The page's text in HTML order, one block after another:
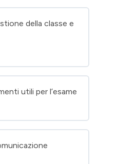
della classe e
utili per l’esame